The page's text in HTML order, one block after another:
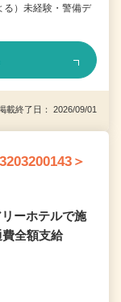
る）未経験・警備デ
終了日： 2026/09/01
＞
ーホテルで施
全額支給